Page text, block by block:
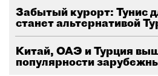
Забытый курорт: Тунис
станет альтернативой
Китай, ОАЭ и Турция
популярности